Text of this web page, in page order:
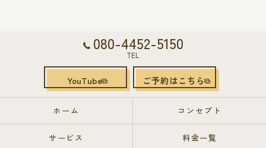
080-4452-5150
TEL
YouTube ご予約はこちら
ホーム コンセプト
サービス 料金一覧